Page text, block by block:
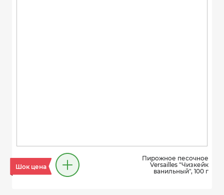
Шок цена
Пирожное песочное
Versailles "Чизкейк
ванильный", 100 г